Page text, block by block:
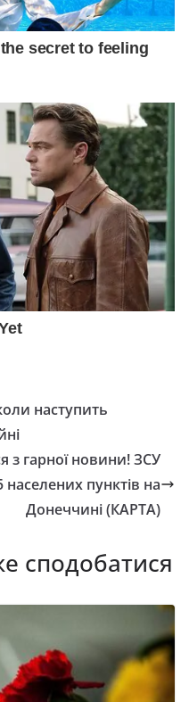
наступить
з гарної новини! ЗСУ
населених пунктів на
Донеччині (КАРТА)
сподобатися